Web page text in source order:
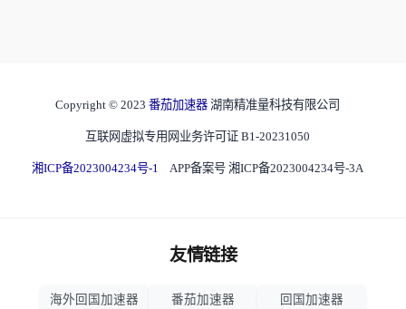
Copyright © 2023 番茄加速器 湖南精准量科技有限公司
互联网虚拟专用网业务许可证 B1-20231050
湘ICP备2023004234号-1 APP备案号 湘ICP备2023004234号-3A
友情链接
海外回国加速器 番茄加速器 回国加速器